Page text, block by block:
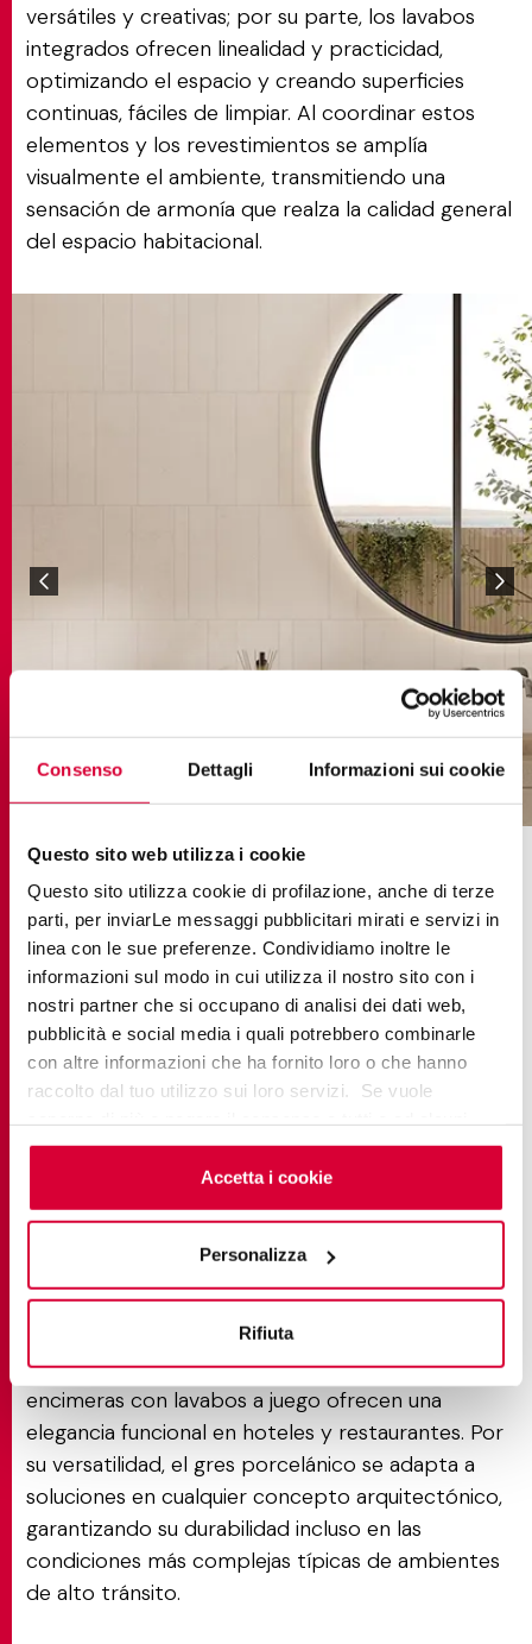
Consenso Dettagli Informazioni sui cookie
Questo sito web utilizza i cookie
Questo sito utilizza cookie di profilazione, anche di terze
parti, per inviarLe messaggi pubblicitari mirati e servizi in
linea con le sue preferenze. Condividiamo inoltre le
informazioni sul modo in cui utilizza il nostro sito con i
nostri partner che si occupano di analisi dei dati web,
pubblicità e social media i quali potrebbero combinarle
con altre informazioni che ha fornito loro o che hanno
raccolto dal tuo utilizzo sui loro servizi. Se vuole
cookieclicchi qui. Il consenso può essere espresso
cliccando sul tasto “Accetta i cookie”. Se non vuole i
cookie di profilazione può negare il consenso sul tasto
Accetta i cookie
Personalizza
Rifiuta
versátiles y creativas; por su parte, los lavabos
integrados ofrecen linealidad y practicidad,
optimizando el espacio y creando superficies
continuas, fáciles de limpiar. Al coordinar estos
elementos y los revestimientos se amplía
visualmente el ambiente, transmitiendo una
sensación de armonía que realza la calidad general
del espacio habitacional.
Lavabos para espacios
comerciales: resistencia y
diseño sin concesiones
En los entornos comerciales, los lavabos de gres
porcelánico unen resistencia y diseño para
sometidos a un uso intenso. Lasbaldosas para
recubren naturalmente estos
elementos, creando una continuidad visual y unas
prestaciones técnicas superiores. Las
configuraciones de lavabo doble optimizan la
circulación en espacios públicos; los lavabos
freestanding se convierten en elementos
decorativos en centros de spa y wellness, y las
encimeras con lavabos a juego ofrecen una
elegancia funcional en hoteles y restaurantes. Por
su versatilidad, el gres porcelánico se adapta a
soluciones en cualquier concepto arquitectónico,
garantizando su durabilidad incluso en las
condiciones más complejas típicas de ambientes
de alto tránsito.